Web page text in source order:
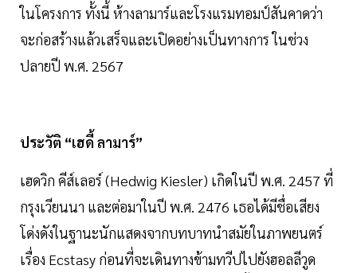
ในโครงการ ทั้งนี้ ห้างลามาร์และโรงแรมทอมป์สันคาดว่า
จะก่อสร้างแล้วเสร็จและเปิดอย่างเป็นทางการ ในช่วง
ปลายปี พ.ศ. 2567
ประวัติ “เฮดี้ ลามาร์”
เฮดวิก คีส์เลอร์ (Hedwig Kiesler) เกิดในปี พ.ศ. 2457 ที่
กรุงเวียนนา และต่อมาในปี พ.ศ. 2476 เธอได้มีชื่อเสียง
โด่งดังในฐานะนักแสดงจากบทบาทนำสมัยในภาพยนตร์
เรื่อง Ecstasy ก่อนที่จะเดินทางข้ามทวีปไปยังฮอลลีวูด